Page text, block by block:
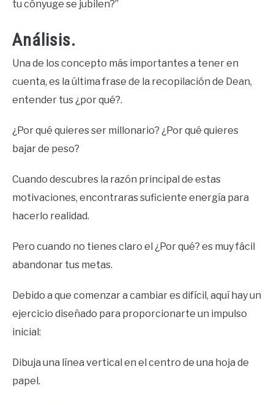
tu cónyuge se jubilen?”
Análisis.
Una de los concepto más importantes a tener en
cuenta, es la última frase de la recopilación de Dean,
entender tus ¿por qué?.
¿Por qué quieres ser millonario? ¿Por qué quieres
bajar de peso?
Cuando descubres la razón principal de estas
motivaciones, encontraras suficiente energía para
hacerlo realidad.
Pero cuando no tienes claro el ¿Por qué? es muy fácil
abandonar tus metas.
Debido a que comenzar a cambiar es difícil, aquí hay un
ejercicio diseñado para proporcionarte un impulso
inicial:
Dibuja una línea vertical en el centro de una hoja de
papel.